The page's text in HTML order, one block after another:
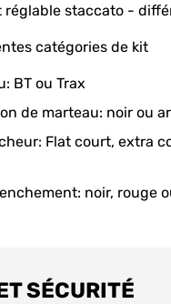
réglable staccato -
catégories de kit
BT ou Trax
de marteau: noir ou
Flat court, extra
noir, rouge
SÉCURITÉ